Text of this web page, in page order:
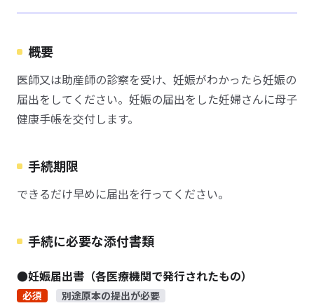
概要
医師又は助産師の診察を受け、妊娠がわかったら妊娠の
届出をしてください。妊娠の届出をした妊婦さんに母子
健康手帳を交付します。
手続期限
できるだけ早めに届出を行ってください。
手続に必要な添付書類
●妊娠届出書（各医療機関で発行されたもの）
必須 別途原本の提出が必要